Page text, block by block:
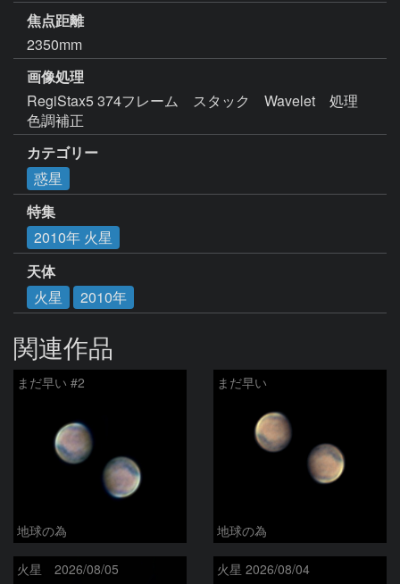
焦点距離
2350mm
画像処理
RegiStax5 374フレーム　スタック　Wavelet　処理
色調補正
カテゴリー
惑星
特集
2010年 火星
天体
火星
2010年
関連作品
まだ早い #2
地球の為
まだ早い
地球の為
火星 2026/08/05 火星 2026/08/04